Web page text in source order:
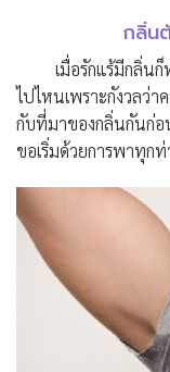
กลิ่น
เมื่อรักแร้มีกลิ่นก็ท
ไปไหนเพราะกังวลว่
กับที่มาของกลิ่นกันก่อ
ขอเริ่มด้วยการพาทุก